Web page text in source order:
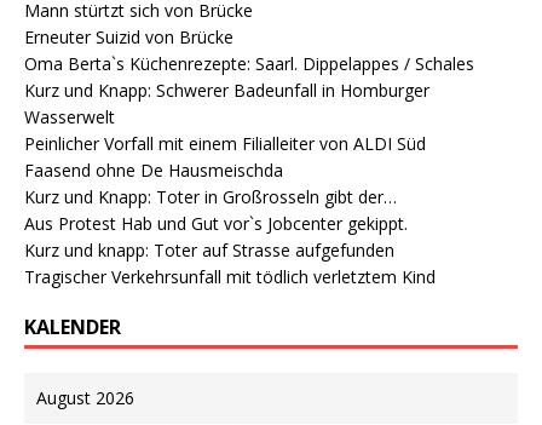
Mann stürtzt sich von Brücke
Erneuter Suizid von Brücke
Oma Berta`s Küchenrezepte: Saarl. Dippelappes / Schales
Kurz und Knapp: Schwerer Badeunfall in Homburger
Wasserwelt
Peinlicher Vorfall mit einem Filialleiter von ALDI Süd
Faasend ohne De Hausmeischda
Kurz und Knapp: Toter in Großrosseln gibt der…
Aus Protest Hab und Gut vor`s Jobcenter gekippt.
Kurz und knapp: Toter auf Strasse aufgefunden
Tragischer Verkehrsunfall mit tödlich verletztem Kind
KALENDER
August 2026